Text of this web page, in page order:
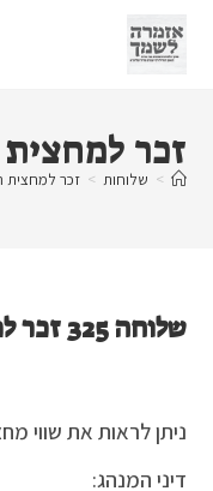
content
זכר
> שלוחות > זכר למחצית
שלוחה 325 זכר למחצית השקל
ניתן לראות את שווי
דיני המנהג: